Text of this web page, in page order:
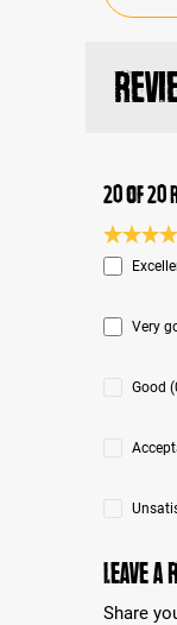
20 of 20
Average
Very
Good
Leave
Share